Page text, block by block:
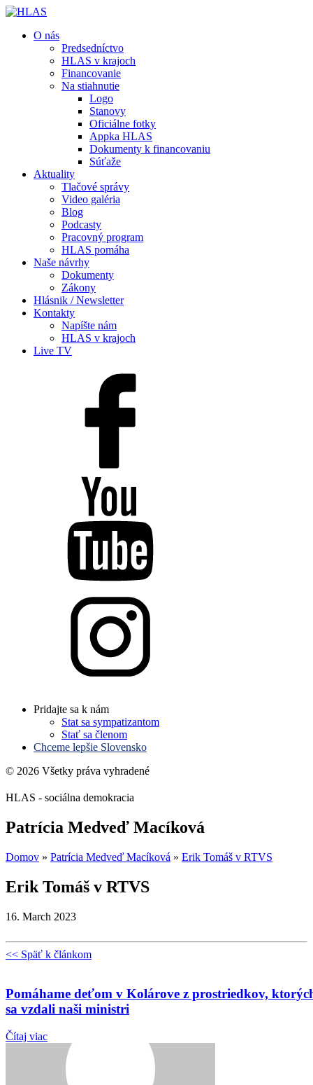
O nás
Predsedníctvo
HLAS v krajoch
Financovanie
Na stiahnutie
Logo
Stanovy
Oficiálne fotky
Appka HLAS
Dokumenty k financovaniu
Súťaže
Aktuality
Tlačové správy
Video galéria
Blog
Podcasty
Pracovný program
HLAS pomáha
Naše návrhy
Dokumenty
Zákony
Hlásnik / Newsletter
Kontakty
Napíšte nám
HLAS v krajoch
Live TV
Pridajte sa k nám
Stat sa sympatizantom
Stať sa členom
Chceme lepšie Slovensko
© 2026 Všetky práva vyhradené
HLAS - sociálna demokracia
Patrícia Medveď Macíková
Domov » Patrícia Medveď Macíková » Erik Tomáš v RTVS
Erik Tomáš v RTVS
16. March 2023
<< Späť k článkom
Pomáhame deťom v Kolárove z prostriedkov,
sa vzdali naši ministri
Čítaj viac